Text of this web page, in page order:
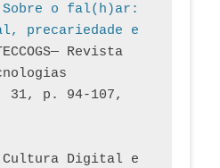
Sobre o fal(h)ar:
precariedade e
Revista
31, p. 94-107,
Cultura Digital e